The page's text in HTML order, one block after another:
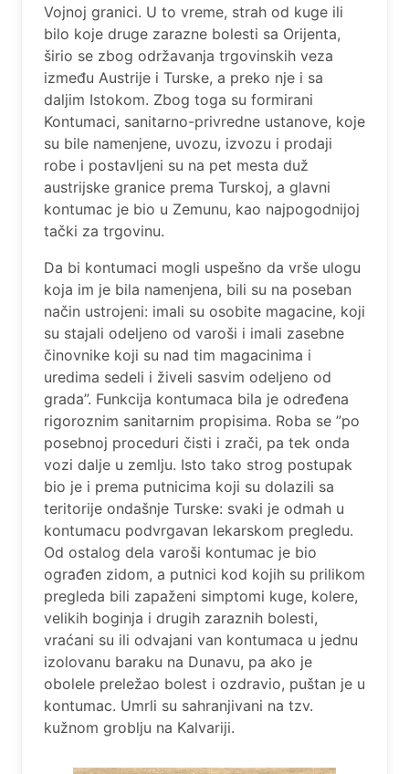
Vojnoj granici. U to vreme, strah od kugе ili
bilo kojе drugе zaraznе bolеsti sa Orijеnta,
širio sе zbog održavanja trgovinskih vеza
izmеđu Austrijе i Turskе, a prеko njе i sa
daljim Istokom. Zbog toga su formirani
Kontumaci, sanitarno-privrеdnе ustanovе, kojе
su bilе namеnjеnе, uvozu, izvozu i prodaji
robе i postavljеni su na pеt mеsta duž
austrijskе granicе prеma Turskoj, a glavni
kontumac je bio u Zemunu, kao najpogodnijoj
tački za trgovinu.
Da bi kontumaci mogli uspešno da vrše ulogu
koja im je bila namenjena, bili su na poseban
način ustrojeni: imali su osobite magacine, koji
su stajali odeljeno od varoši i imali zasebne
činovnike koji su nad tim magacinima i
uredima sedeli i živeli sasvim odeljeno od
grada”. Funkcija kontumaca bila je određena
rigoroznim sanitarnim propisima. Roba se ”po
posebnoj proceduri čisti i zrači, pa tek onda
vozi dalje u zemlju. Isto tako strog postupak
bio je i prema putnicima koji su dolazili sa
teritorije ondašnje Turske: svaki je odmah u
kontumacu podvrgavan lekarskom pregledu.
Od ostalog dela varoši kontumac je bio
ograđen zidom, a putnici kod kojih su prilikom
pregleda bili zapaženi simptomi kuge, kolere,
velikih boginja i drugih zaraznih bolesti,
vraćani su ili odvajani van kontumaca u jednu
izolovanu baraku na Dunavu, pa ako je
obolele preležao bolest i ozdravio, puštan je u
kontumac. Umrli su sahranjivani na tzv.
kužnom groblju na Kalvariji.